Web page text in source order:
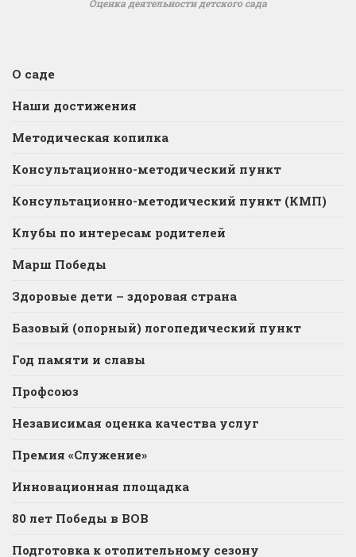
Оценка деятельности детского сада
О саде
Наши достижения
Методическая копилка
Консультационно-методический пункт
Консультационно-методический пункт (КМП)
Клубы по интересам родителей
Марш Победы
Здоровые дети – здоровая страна
Базовый (опорный) логопедический пункт
Год памяти и славы
Профсоюз
Независимая оценка качества услуг
Премия «Служение»
Инновационная площадка
80 лет Победы в ВОВ
Подготовка к отопительному сезону